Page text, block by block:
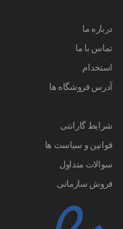
درباره ما
تماس با ما
استخدام
آدرس فروشگاه ها
شرایط گارانتی
قوانین و سیاست ها
سوالات متداول
فروش سازمانی